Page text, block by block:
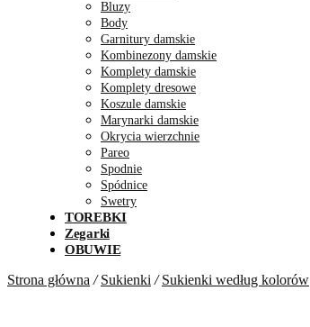
Bluzy
Body
Garnitury damskie
Kombinezony damskie
Komplety damskie
Komplety dresowe
Koszule damskie
Marynarki damskie
Okrycia wierzchnie
Pareo
Spodnie
Spódnice
Swetry
TOREBKI
Zegarki
OBUWIE
Strona główna / Sukienki / Sukienki według kolorów